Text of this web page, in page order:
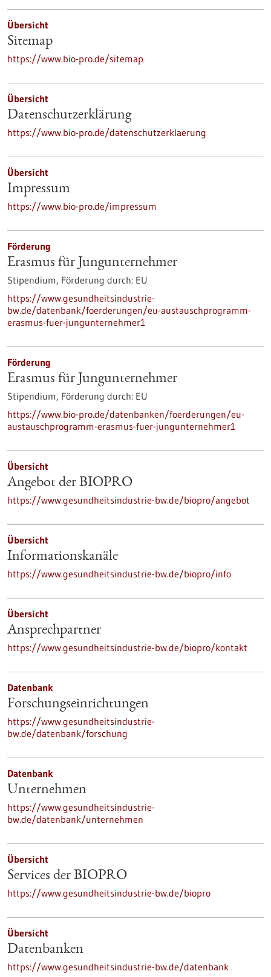
Übersicht
Sitemap
https://www.bio-pro.de/sitemap
Übersicht
Datenschutzerklärung
https://www.bio-pro.de/datenschutzerklaerung
Übersicht
Impressum
https://www.bio-pro.de/impressum
Förderung
Erasmus für Jungunternehmer
Stipendium, Förderung durch: EU
https://www.gesundheitsindustrie-
bw.de/datenbank/foerderungen/eu-austauschprogramm-
erasmus-fuer-jungunternehmer1
Förderung
Erasmus für Jungunternehmer
Stipendium, Förderung durch: EU
https://www.bio-pro.de/datenbanken/foerderungen/eu-
austauschprogramm-erasmus-fuer-jungunternehmer1
Übersicht
Angebot der BIOPRO
https://www.gesundheitsindustrie-bw.de/biopro/angebot
Übersicht
Informationskanäle
https://www.gesundheitsindustrie-bw.de/biopro/info
Übersicht
Ansprechpartner
https://www.gesundheitsindustrie-bw.de/biopro/kontakt
Datenbank
Forschungseinrichtungen
https://www.gesundheitsindustrie-
bw.de/datenbank/forschung
Datenbank
Unternehmen
https://www.gesundheitsindustrie-
bw.de/datenbank/unternehmen
Übersicht
Services der BIOPRO
https://www.gesundheitsindustrie-bw.de/biopro
Übersicht
Datenbanken
https://www.gesundheitsindustrie-bw.de/datenbank